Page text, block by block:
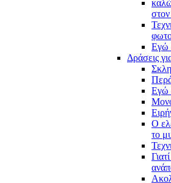
Εγώ
Δράσεις
Εγώ
Ο
το